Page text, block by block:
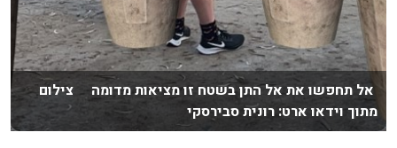
אל תחפשו את אל התן בשטח זו מציאות מדומה צילום
מתוך וידאו ארט: רונית סבירסקי